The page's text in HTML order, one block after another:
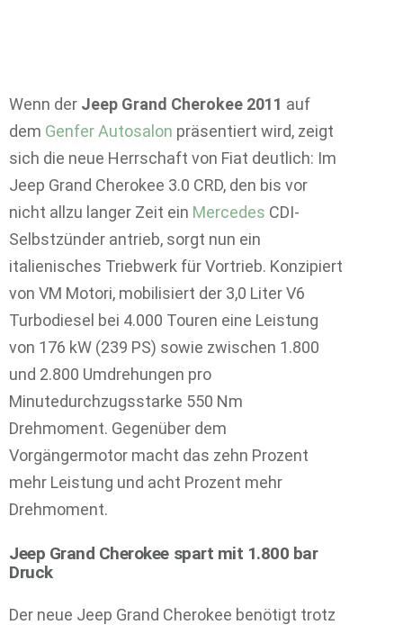
Wenn der Jeep Grand Cherokee 2011 auf
dem Genfer Autosalon präsentiert wird, zeigt
sich die neue Herrschaft von Fiat deutlich: Im
Jeep Grand Cherokee 3.0 CRD, den bis vor
nicht allzu langer Zeit ein Mercedes CDI-
Selbstzünder antrieb, sorgt nun ein
italienisches Triebwerk für Vortrieb. Konzipiert
von VM Motori, mobilisiert der 3,0 Liter V6
Turbodiesel bei 4.000 Touren eine Leistung
von 176 kW (239 PS) sowie zwischen 1.800
und 2.800 Umdrehungen pro
Minutedurchzugsstarke 550 Nm
Drehmoment. Gegenüber dem
Vorgängermotor macht das zehn Prozent
mehr Leistung und acht Prozent mehr
Drehmoment.
Jeep Grand Cherokee spart mit 1.800 bar
Druck
Der neue Jeep Grand Cherokee benötigt trotz